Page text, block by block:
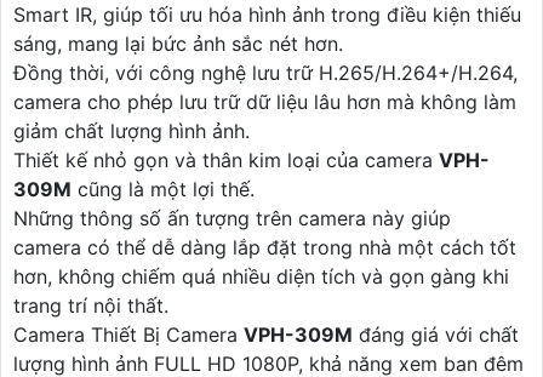
Smart IR, giúp tối ưu hóa hình ảnh trong điều kiện thiếu
sáng, mang lại bức ảnh sắc nét hơn.
Đồng thời, với công nghệ lưu trữ H.265/H.264+/H.264,
camera cho phép lưu trữ dữ liệu lâu hơn mà không làm
giảm chất lượng hình ảnh.
Thiết kế nhỏ gọn và thân kim loại của camera VPH-
309M cũng là một lợi thế.
Những thông số ấn tượng trên camera này giúp
camera có thể dễ dàng lắp đặt trong nhà một cách tốt
hơn, không chiếm quá nhiều diện tích và gọn gàng khi
trang trí nội thất.
Camera Thiết Bị Camera VPH-309M đáng giá với chất
lượng hình ảnh FULL HD 1080P, khả năng xem ban đêm